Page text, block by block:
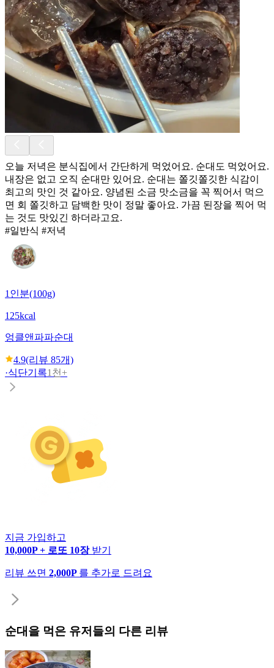
오늘 저녁은 분식집에서 간단하게 먹었어요. 순대도 먹었어요.
내장은 없고 오직 순대만 있어요. 순대는 쫄깃쫄깃한 식감이
최고의 맛인 것 같아요. 양념된 소금 맛소금을 꼭 찍어서 먹으
면 회 쫄깃하고 담백한 맛이 정말 좋아요. 가끔 된장을 찍어 먹
는 것도 맛있긴 하더라고요.
#일반식 #저녁
1인분(100g)
125kcal
엉클앤파파순대
4.9(리뷰 85개)
·식단기록1천+
지금 가입하고
10,000P + 로또 10장 받기
리뷰 쓰면 2,000P 를 추가로 드려요
순대 을 먹은 유저들의 다른 리뷰